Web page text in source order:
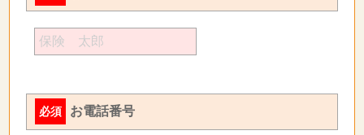
必須 お電話番号